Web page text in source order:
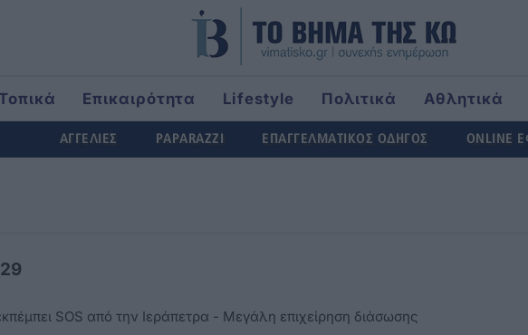
Τοπικά Επικαιρότητα Lifestyle Πολιτικά
Αθλητικά
Around The World
ΑΓΓΕΛΙΕΣ PAPARAZZI ΕΠΑΓΓΕΛΜΑΤΙΚΟΣ ΟΔΗΓΟΣ ONLINE
29
SOS από την Ιεράπετρα - Μεγάλη επιχείρηση διάσωσης